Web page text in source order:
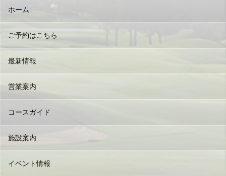
ホーム
ご予約はこちら
最新情報
営業案内
コースガイド
施設案内
イベント情報